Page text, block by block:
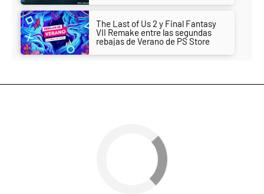
The Last of Us 2 y Final Fantasy
VII Remake entre las segundas
rebajas de Verano de PS Store